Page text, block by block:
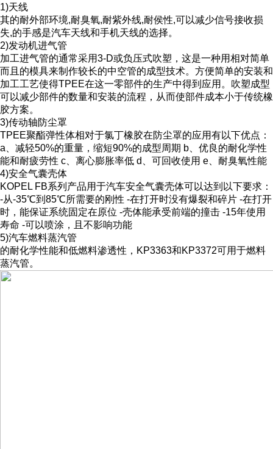
1)天线
其的耐外部环境,耐臭氧,耐紫外线,耐侯性,可以减少信号接收损
失,的手感是汽车天线和手机天线的选择。
2)发动机进气管
加工进气管的通常采用3-D或负压式吹塑，这是一种用相对简单
而且的模具来制作较长的中空管的成型技术。方便简单的安装和
加工工艺使得TPEE在这一零部件的生产中得到应用。吹塑成型
可以减少部件的数量和安装的流程，从而使部件成本小于传统橡
胶方案。
3)传动轴防尘罩
TPEE聚酯弹性体相对于氯丁橡胶在防尘罩的应用有以下优点：
a、减轻50%的重量，缩短90%的成型周期 b、优良的耐化学性
能和耐疲劳性 c、离心膨胀率低 d、可回收使用 e、耐臭氧性能
4)安全气囊壳体
KOPEL FB系列产品用于汽车安全气囊壳体可以达到以下要求：
-从-35℃到85℃所需要的刚性 -在打开时没有爆裂和碎片 -在打开
时，能保证系统固定在原位 -壳体能承受前端的撞击 -15年使用
寿命 -可以喷涂，且不影响功能
5)汽车燃料蒸汽管
的耐化学性能和低燃料渗透性，KP3363和KP3372可用于燃料
蒸汽管。